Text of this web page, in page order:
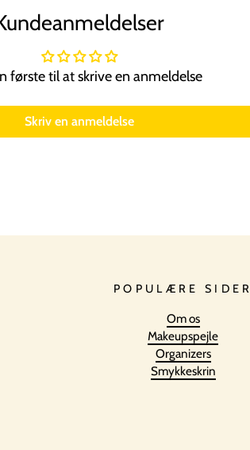
første til at skrive en anmeldelse
Skriv en anmeldelse
POPULÆRE SIDER
Om os
Makeupspejle
Organizers
Smykkeskrin